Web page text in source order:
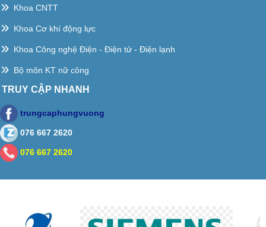
Khoa CNTT
Khoa Cơ khí động lực
Khoa Công nghệ Điện - Điện tử - Điện lạnh
Bộ môn KT nữ công
TRUY CẬP NHANH
trungcaphungvuong
076 667 2620
076 667 2620